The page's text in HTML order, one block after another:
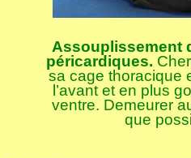
Assouplissement
péricardiques.
sa cage thoracique
l’avant et en plus
ventre. Demeurer
que